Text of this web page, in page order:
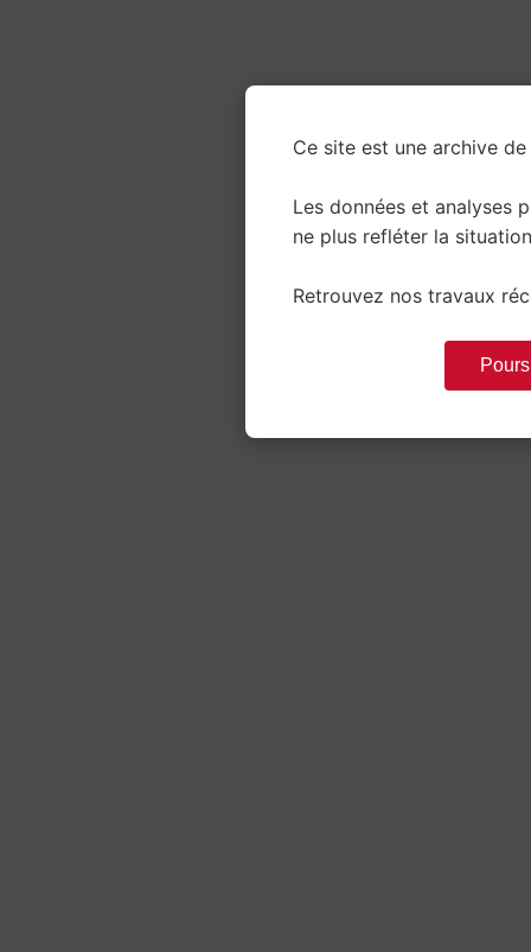
Ce site est une archive
Les données et analyses
ne plus refléter la
Retrouvez nos travaux